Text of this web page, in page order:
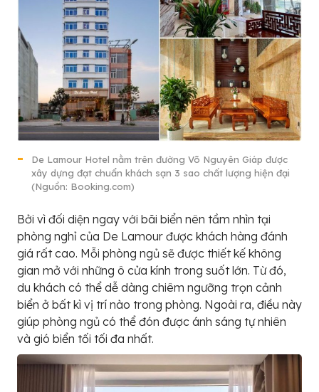
De Lamour Hotel nằm trên đường Võ Nguyên Giáp được
xây dựng đạt chuẩn khách sạn 3 sao chất lượng hiện đại
(Nguồn: Booking.com)
Bởi vì đối diện ngay với bãi biển nên tầm nhìn tại
phòng nghỉ của De Lamour được khách hàng đánh
giá rất cao. Mỗi phòng ngủ sẽ được thiết kế không
gian mở với những ô cửa kính trong suốt lớn. Từ đó,
du khách có thể dễ dàng chiêm ngưỡng trọn cảnh
biển ở bất kì vị trí nào trong phòng. Ngoài ra, điều này
giúp phòng ngủ có thể đón được ánh sáng tự nhiên
và gió biển tối tối đa nhất.